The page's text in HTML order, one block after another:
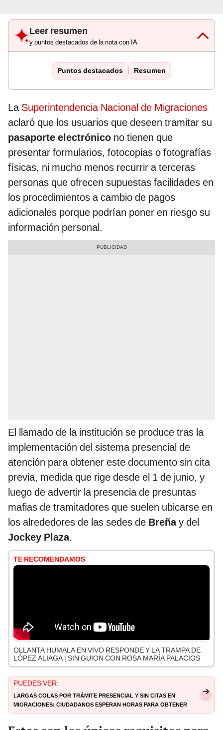
Leer resumen
y puntos destacados de la nota con IA
Puntos destacados Resumen
La Superintendencia Nacional de Migraciones
aclaró que los usuarios que deseen tramitar su
pasaporte electrónico no tienen que
presentar formularios, fotocopias o fotografías
físicas, ni mucho menos recurrir a terceras
personas que ofrecen supuestas facilidades en
los procedimientos a cambio de pagos
adicionales porque podrían poner en riesgo su
información personal.
El llamado de la institución se produce tras la
implementación del sistema presencial de
atención para obtener este documento sin cita
previa, medida que rige desde el 1 de junio, y
luego de advertir la presencia de presuntas
mafias de tramitadores que suelen ubicarse en
los alrededores de las sedes de Breñay del
Jockey Plaza.
TE RECOMENDAMOS
OLLANTA HUMALA EN VIVO RESPONDE Y LA TRAMPA DE
LÓPEZ ALIAGA | SIN GUION CON ROSA MARÍA PALACIOS
PUEDES VER:
Largas colas por trámite presencial y sin citas en
Migraciones: ciudadanos esperan horas para obtener
pasaportes